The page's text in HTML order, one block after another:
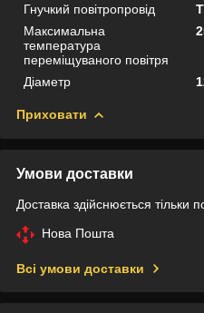
Гнучкий повітропровід
Максимальна
температура
переміщуваного повітря
Діаметр
Приховати
Умови доставки
Доставка здійснюється тільки
Нова Пошта
Всі умови доставки